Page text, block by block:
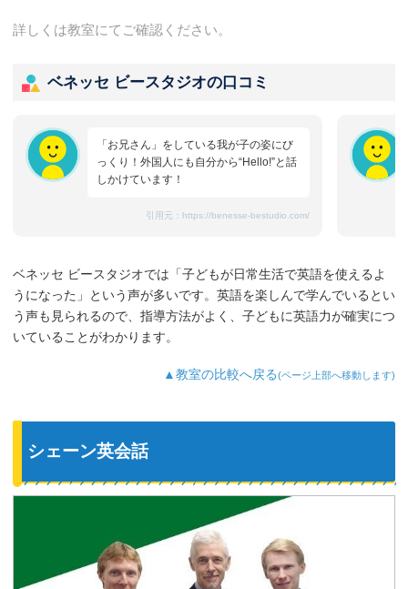
詳しくは教室にてご確認ください。
ベネッセ ビースタジオの口コミ
「お兄さん」をしている我が子の姿にび
っくり！外国人にも自分から“Hello!”と話
しかけています！
引用元： https://benesse-bestudio.com/
ベネッセ ビースタジオでは「子どもが日常生活で英語を使えるよ
うになった」という声が多いです。英語を楽しんで学んでいるとい
う声も見られるので、指導方法がよく、子どもに英語力が確実につ
いていることがわかります。
▲教室の比較へ戻る(ページ上部へ移動します)
シェーン英会話